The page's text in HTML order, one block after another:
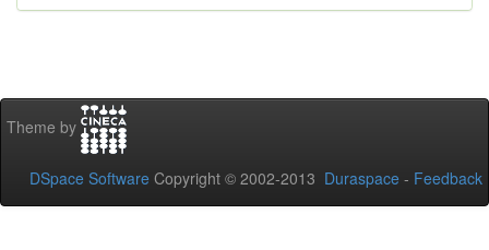
Theme by
DSpace Software Copyright © 2002-2013 Duraspace - Feedback